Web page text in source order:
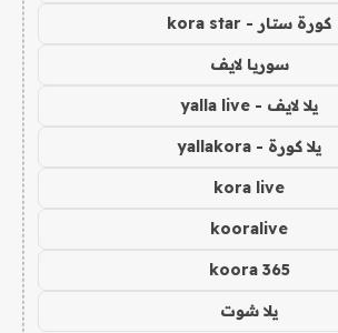
كورة ستار - kora star
سوريا لايف
يلا لايف - yalla live
يلا كورة - yallakora
kora live
kooralive
koora 365
يلا شوت